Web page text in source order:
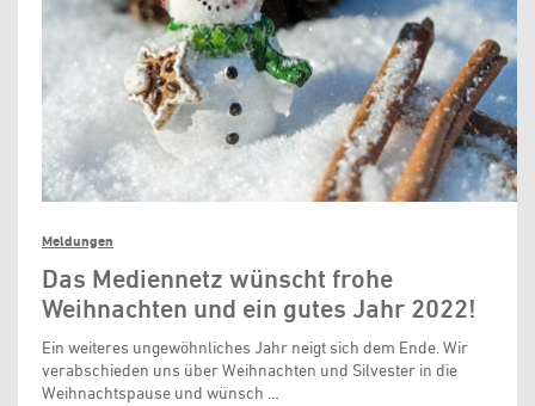
Meldungen
Das Mediennetz wünscht frohe
Weihnachten und ein gutes Jahr 2022!
Ein weiteres ungewöhnliches Jahr neigt sich dem Ende. Wir
verabschieden uns über Weihnachten und Silvester in die
Weihnachtspause und wünsch …